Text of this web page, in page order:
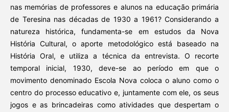
nas memórias de professores e alunos na educação primária
de Teresina nas décadas de 1930 a 1961? Considerando a
natureza histórica, fundamenta-se em estudos da Nova
História Cultural, o aporte metodológico está baseado na
História Oral, e utiliza a técnica da entrevista. O recorte
temporal inicial, 1930, deve-se ao período em que o
movimento denominado Escola Nova coloca o aluno como o
centro do processo educativo e, juntamente com ele, os seus
jogos e as brincadeiras como atividades que despertam o